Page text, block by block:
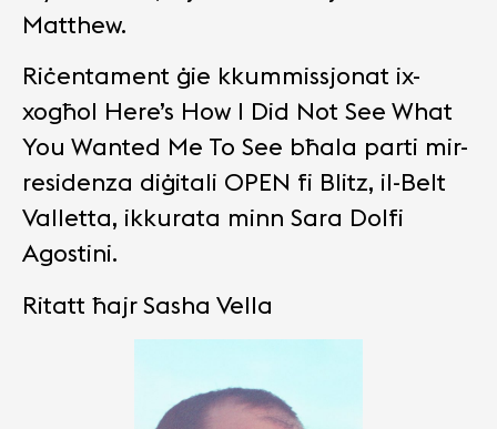
Matthew.
Riċentament ġie kkummissjonat ix-
xogħol Here’s How I Did Not See What
You Wanted Me To See bħala parti mir-
residenza diġitali OPEN fi Blitz, il-Belt
Valletta, ikkurata minn Sara Dolfi
Agostini.
Ritatt ħajr Sasha Vella